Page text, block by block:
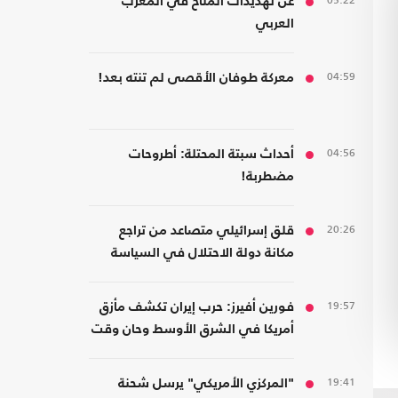
العربي
04:59 معركة طوفان الأقصى لم تنته بعد!
04:56
أحداث سبتة المحتلة: أطروحات
مضطربة!
20:26
قلق إسرائيلي متصاعد من تراجع
مكانة دولة الاحتلال في السياسة
19:57
فورين أفيرز: حرب إيران تكشف مأزق
أمريكا في الشرق الأوسط وحان وقت
19:41 "المركزي الأمريكي" يرسل شحنة